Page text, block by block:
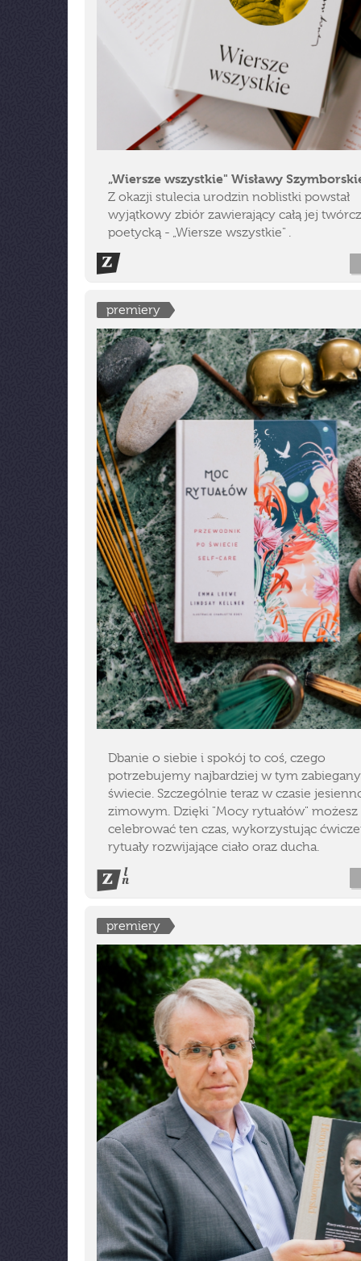
„Wiersze wszystkie" Wisławy
Z okazji stulecia urodzin noblistki powstał
wyjątkowy zbiór zawierający całą jej
poetycką - „Wiersze wszystkie" .
premiery
Dbanie o siebie i spokój to coś, czego
potrzebujemy najbardziej w tym
świecie. Szczególnie teraz w czasie
zimowym. Dzięki "Mocy rytuałów" możesz
celebrować ten czas, wykorzystując
rytuały rozwijające ciało oraz ducha.
premiery